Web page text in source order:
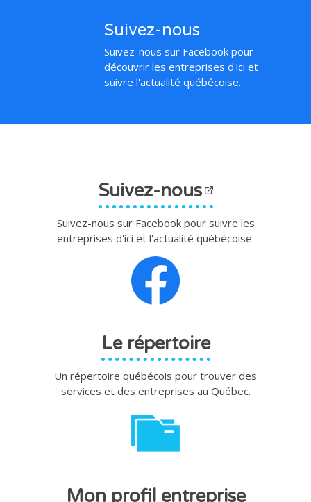
Suivez-nous
Suivez-nous sur Facebook pour
découvrir les entreprises d'ici et
suivre l'actualité québécoise.
Suivez-nous
Suivez-nous sur Facebook pour suivre les
entreprises d'ici et l'actualité québécoise.
Le répertoire
Un répertoire québécois pour trouver des
services et des entreprises au Québec.
Mon profil entreprise